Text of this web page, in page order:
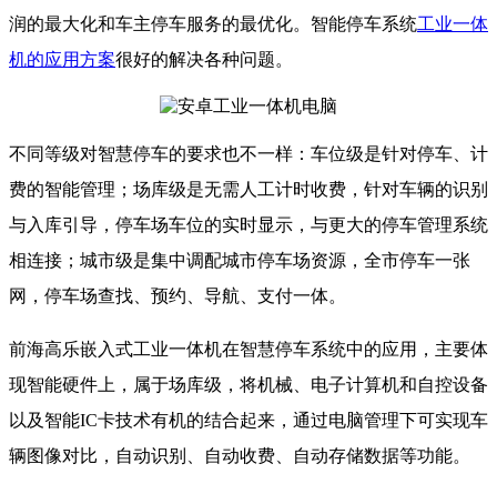
润的最大化和车主停车服务的最优化。 智能停车系统工业一体
机的应用方案很好的解决各种问题。
不同等级对智慧停车的要求也不一样：车位级是针对停车、计
费的智能管理；场库级是无需人工计时收费，针对车辆的识别
与入库引导，停车场车位的实时显示，与更大的停车管理系统
相连接；城市级是集中调配城市停车场资源，全市停车一张
网，停车场查找、预约、导航、支付一体。
前海高乐嵌入式工业一体机在智慧停车系统中的应用，主要体
现智能硬件上，属于场库级，将机械、电子计算机和自控设备
以及智能IC卡技术有机的结合起来，通过电脑管理下可实现车
辆图像对比，自动识别、自动收费、自动存储数据等功能。